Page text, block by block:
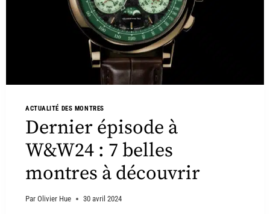
ACTUALITÉ DES MONTRES
Dernier épisode à
W&W24 : 7 belles
montres à découvrir
Par Olivier Hue 30 avril 2024